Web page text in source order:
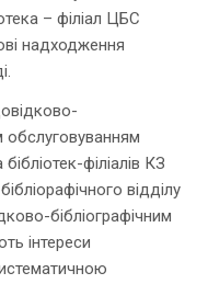
– філіал ЦБС
надходження
обслуговуванням
філіалів КЗ
відділу
бібліографічним
інтереси